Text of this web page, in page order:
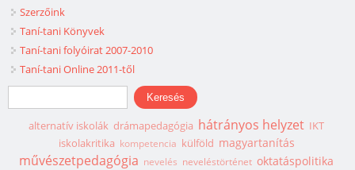
Szerzőink
Taní-tani Könyvek
Taní-tani folyóirat 2007-2010
Taní-tani Online 2011-től
Keresés űrlap
Keresés
alternatív iskolák drámapedagógia hátrányos helyzet IKT
iskolakritika kompetencia külföld magyartanítás
művészetpedagógia nevelés neveléstörténet oktatáspolitika